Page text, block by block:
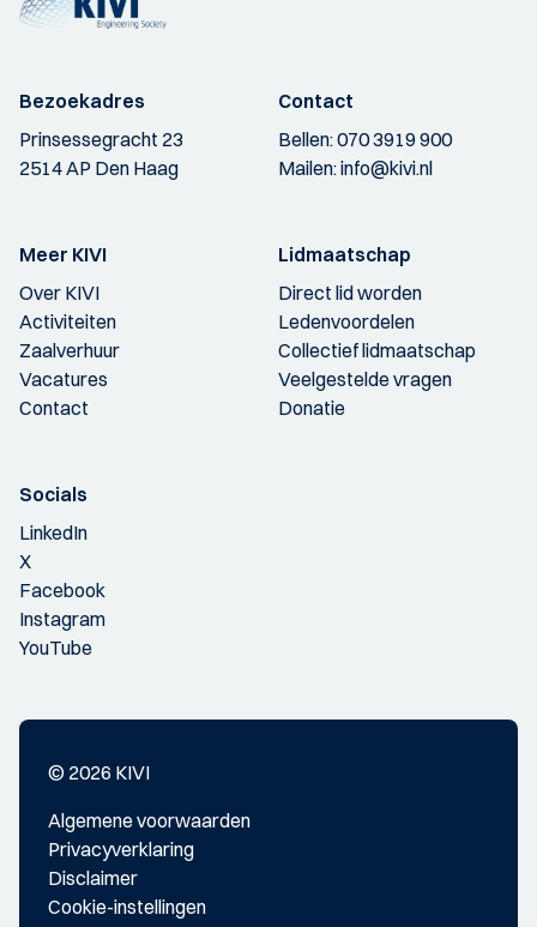
Bezoekadres
Prinsessegracht 23
2514 AP Den Haag
Contact
Bellen:070 3919 900
Mailen:info@kivi.nl
Meer KIVI
Over KIVI
Activiteiten
Zaalverhuur
Vacatures
Contact
Lidmaatschap
Direct lid worden
Ledenvoordelen
Collectief lidmaatschap
Veelgestelde vragen
Donatie
Socials
LinkedIn
X
Facebook
Instagram
YouTube
© 2026 KIVI
Algemene voorwaarden
Privacyverklaring
Disclaimer
Cookie-instellingen